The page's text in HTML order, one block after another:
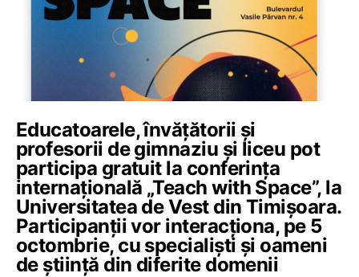
Educatoarele, învățătorii și
profesorii de gimnaziu și liceu pot
participa gratuit la conferința
internațională „Teach with Space”, la
Universitatea de Vest din Timișoara.
Participanții vor interacționa, pe 5
octombrie, cu specialiști și oameni
de știință din diferite domenii